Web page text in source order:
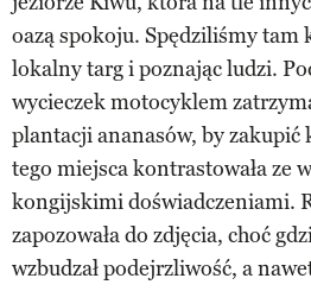
oazą spokoju. Spędziliśmy tam
lokalny targ i poznając ludzi.
wycieczek motocyklem
plantacji ananasów, by
tego miejsca kontrastowała ze
kongijskimi doświadczeniami.
zapozowała do zdjęcia, choć
wzbudzał podejrzliwość, a